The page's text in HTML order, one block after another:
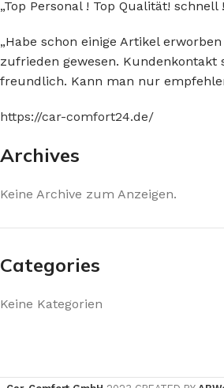
„Top Personal ! Top Qualität! schnell
„Habe schon einige Artikel
zufrieden gewesen. Kundenkontakt
freundlich. Kann man nur
https://car-comfort24.de/
Archives
Keine Archive zum Anzeigen.
Categories
Keine Kategorien